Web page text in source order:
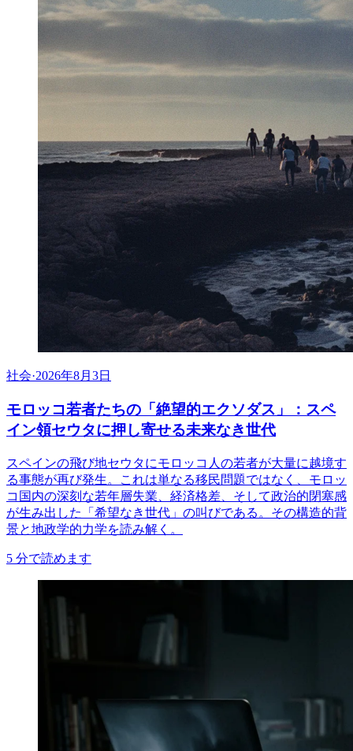
社会·2026年8月3日
モロッコ若者たちの「絶望的エクソダス」：スペ
イン領セウタに押し寄せる未来なき世代
スペインの飛び地セウタにモロッコ人の若者が大量に越境す
る事態が再び発生。これは単なる移民問題ではなく、モロッ
コ国内の深刻な若年層失業、経済格差、そして政治的閉塞感
が生み出した「希望なき世代」の叫びである。その構造的背
景と地政学的力学を読み解く。
5 分で読めます